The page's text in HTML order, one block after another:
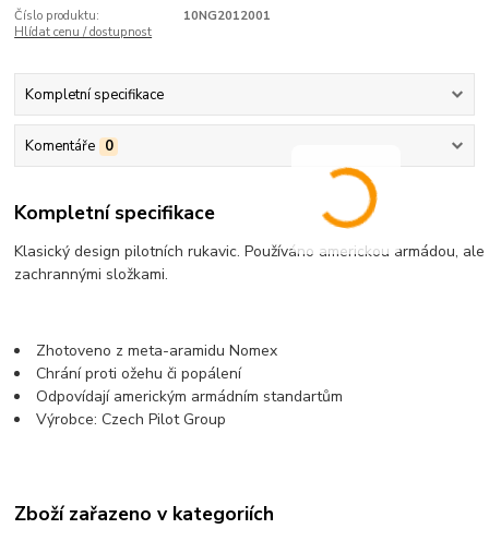
Číslo produktu:
10NG2012001
Hlídat cenu / dostupnost
Kompletní specifikace
Komentáře 0
Kompletní specifikace
Klasický design pilotních rukavic. Používáno americkou armádou,
zachrannými složkami.
Zhotoveno z meta-aramidu Nomex
Chrání proti ožehu či popálení
Odpovídají americkým armádním standartům
Výrobce: Czech Pilot Group
Zboží zařazeno v kategoriích